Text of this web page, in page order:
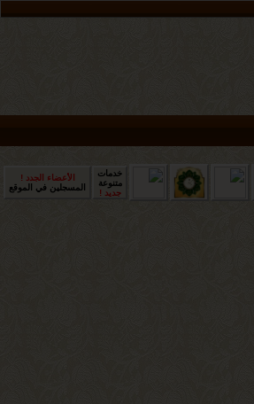
خدمات
متنوعة
جديد !
الأعضاء الجدد !
المسجلين في الموقع